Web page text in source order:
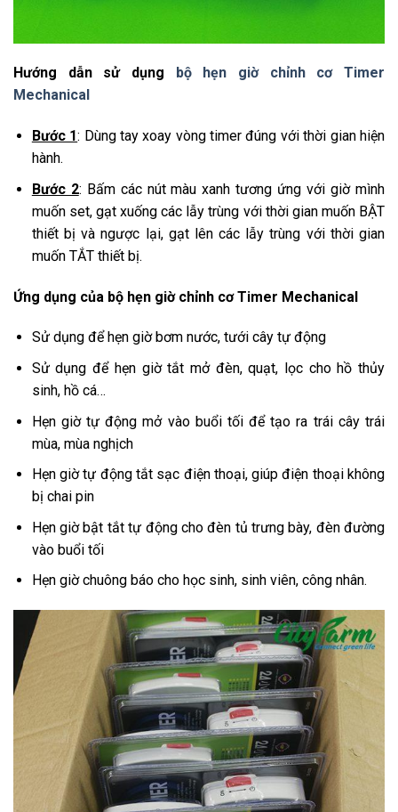
Hướng dẫn sử dụng
bộ hẹn giờ chỉnh cơ Timer
Mechanical
Bước 1: Dùng tay xoay vòng timer đúng với thời gian hiện
hành.
Bước 2: Bấm các nút màu xanh tương ứng với giờ mình
muốn set, gạt xuống các lẫy trùng với thời gian muốn BẬT
thiết bị và ngược lại, gạt lên các lẫy trùng với thời gian
muốn TẮT thiết bị.
Ứng dụng của bộ hẹn giờ chỉnh cơ Timer Mechanical
Sử dụng để hẹn giờ bơm nước, tưới cây tự động
Sử dụng để hẹn giờ tắt mở đèn, quạt, lọc cho hồ thủy
sinh, hồ cá…
Hẹn giờ tự động mở vào buổi tối để tạo ra trái cây trái
mùa, mùa nghịch
Hẹn giờ tự động tắt sạc điện thoại, giúp điện thoại không
bị chai pin
Hẹn giờ bật tắt tự động cho đèn tủ trưng bày, đèn đường
vào buổi tối
Hẹn giờ chuông báo cho học sinh, sinh viên, công nhân.